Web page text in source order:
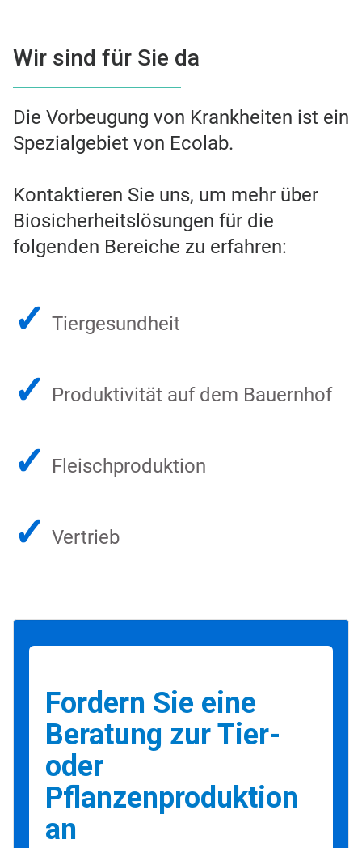
Wir sind für Sie da
Die Vorbeugung von Krankheiten ist ein
Spezialgebiet von Ecolab.
Kontaktieren Sie uns, um mehr über
Biosicherheitslösungen für die
folgenden Bereiche zu erfahren:​​​​​​​
✓ Tiergesundheit
✓ Produktivität auf dem Bauernhof
✓ Fleischproduktion
✓ Vertrieb
Fordern Sie eine
Beratung zur Tier-
oder
Pflanzenproduktion
an